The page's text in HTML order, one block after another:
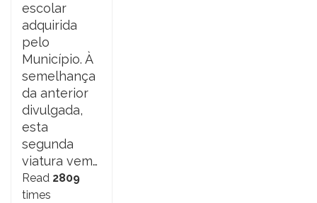
escolar
adquirida
pelo
Município. À
semelhança
da anterior
divulgada,
esta
segunda
viatura vem…
Read 2809
times